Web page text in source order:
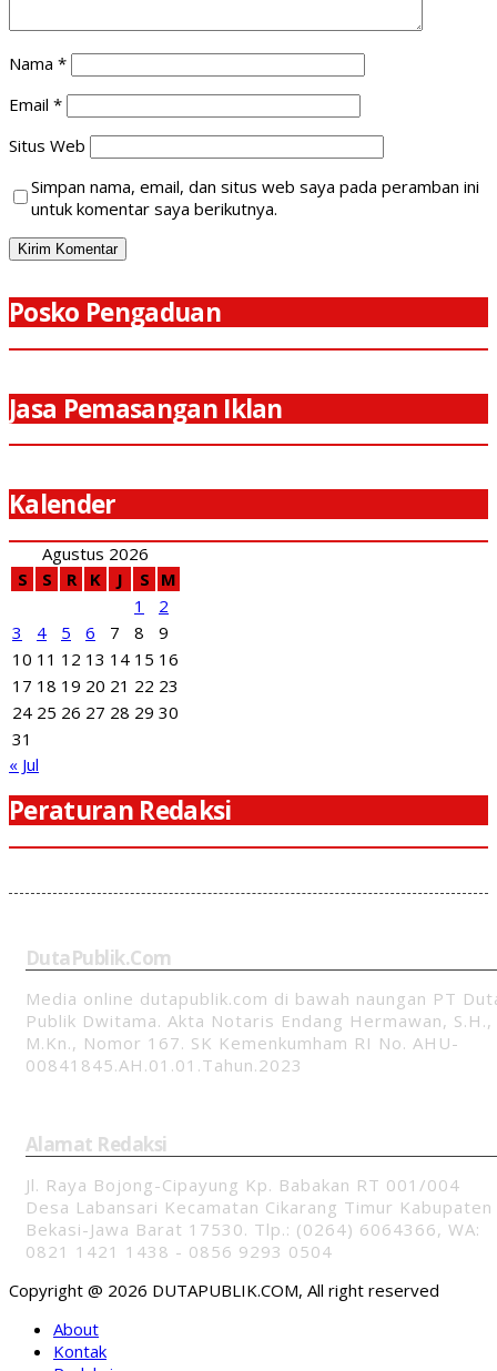
Nama *
Email *
Situs Web
Simpan nama, email, dan situs web saya pada peramban ini
untuk komentar saya berikutnya.
Posko Pengaduan
Jasa Pemasangan Iklan
Kalender
Agustus 2026
S
S R K J S M
1
2
3
4 5 6 7 8
9
10 11 12 13 14 15 16
17 18 19 20 21 22 23
24 25 26 27 28 29 30
31
« Jul
Peraturan Redaksi
DutaPublik.com
Media online dutapublik.com di bawah naungan PT
Publik Dwitama. Akta Notaris Endang Hermawan, S.H.,
M.Kn., Nomor 167. SK Kemenkumham RI No. AHU-
00841845.AH.01.01.Tahun.2023
Alamat Redaksi
Jl. Raya Bojong-Cipayung Kp. Babakan RT 001/004
Desa Labansari Kecamatan Cikarang Timur Kabupaten
Bekasi-Jawa Barat 17530. Tlp.: (0264) 6064366, WA:
0821 1421 1438 - 0856 9293 0504
Copyright @ 2026 DUTAPUBLIK.COM, All right reserved
About
Kontak